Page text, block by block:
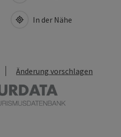
In der Nähe
Änderung vorschlagen